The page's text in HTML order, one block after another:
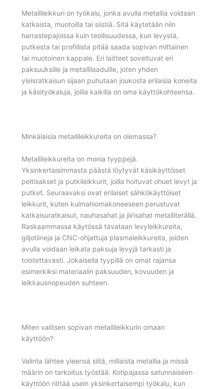
Metallileikkuri on työkalu, jonka avulla metallia voidaan
katkaista, muotoilla tai siistiä. Sitä käytetään niin
harrastepajoissa kuin teollisuudessa, kun levystä,
putkesta tai profiilista pitää saada sopivan mittainen
tai muotoinen kappale. Eri laitteet soveltuvat eri
paksuuksille ja metallilaaduille, joten yhden
yleisratkaisun sijaan puhutaan joukosta erilaisia koneita
ja käsityökaluja, joilla kaikilla on oma käyttökohteensa.
Minkälaisia metallileikkureita on olemassa?
Metallileikkureita on monia tyyppejä.
Yksinkertaisimmasta päästä löytyvät käsikäyttöiset
peltisakset ja putkileikkurit, joilla hoituvat ohuet levyt ja
putket. Seuraavaksi ovat erilaiset sähkökäyttöiset
leikkurit, kuten kulmahiomakoneeseen perustuvat
katkaisuratkaisut, nauhasahat ja jiirisahat metalliterällä.
Raskaammassa käytössä tavataan levyleikkureita,
giljotiineja ja CNC-ohjattuja plasmaleikkureita, joiden
avulla voidaan leikata paksuja levyjä tarkasti ja
toistettavasti. Jokaisella tyypillä on omat rajansa
esimerkiksi materiaalin paksuuden, kovuuden ja
leikkausnopeuden suhteen.
Miten valitsen sopivan metallileikkurin omaan
käyttöön?
Valinta lähtee yleensä siitä, millaista metallia ja missä
määrin on tarkoitus työstää. Kotipajassa satunnaiseen
käyttöön riittää usein yksinkertaisempi työkalu, kun